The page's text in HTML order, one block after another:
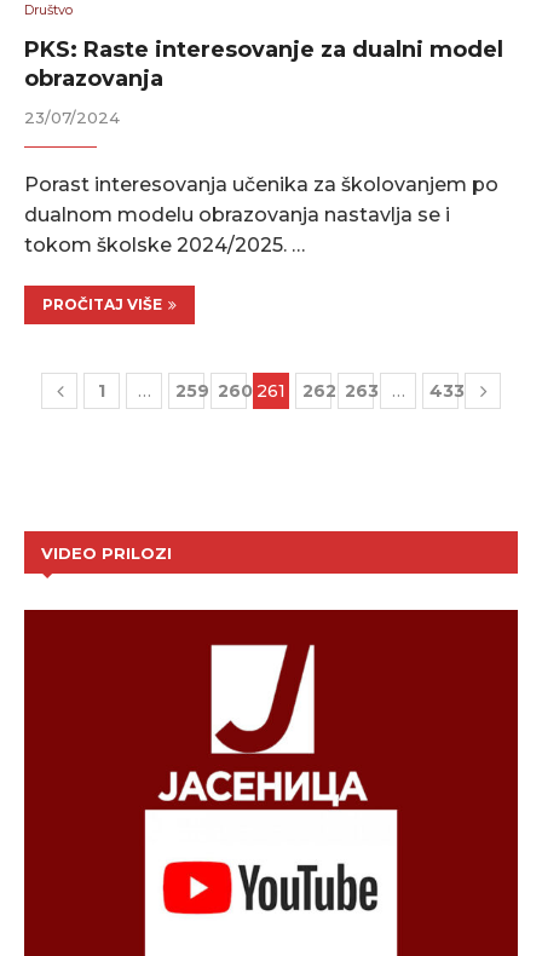
Društvo
PKS: Raste interesovanje za dualni model
obrazovanja
23/07/2024
Porast interesovanja učenika za školovanjem po
dualnom modelu obrazovanja nastavlja se i
tokom školske 2024/2025. …
PROČITAJ VIŠE
1 … 259 260 261 262 263 … 433
VIDEO PRILOZI